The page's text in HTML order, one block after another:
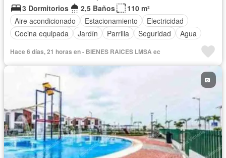
3 Dormitorios
2,5 Baños
110 m²
Aire acondicionado
Estacionamiento
Electricidad
Cocina equipada
Jardín Parrilla Seguridad Agua
Hace 6 días, 21 horas en - BIENES RAICES LMSA ec